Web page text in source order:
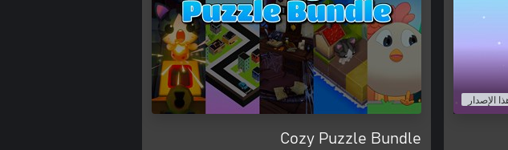
الإصدار
Cozy Puzzle Bundle